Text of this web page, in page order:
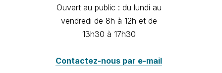
Ouvert au public : du lundi au
vendredi de 8h à 12h et de
13h30 à 17h30
Contactez-nous par e-mail